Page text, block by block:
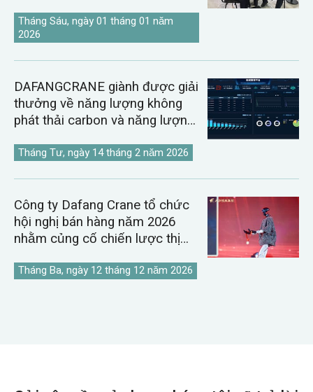
Tháng Sáu, ngày 01 tháng 01 năm
2026
DAFANGCRANE giành được giải
thưởng về năng lượng không
phát thải carbon và năng lượng
Tháng Tư, ngày 14 tháng 2 năm 2026
Công ty Dafang Crane tổ chức
hội nghị bán hàng năm 2026
nhằm củng cố chiến lược thị
Tháng Ba, ngày 12 tháng 12 năm 2026